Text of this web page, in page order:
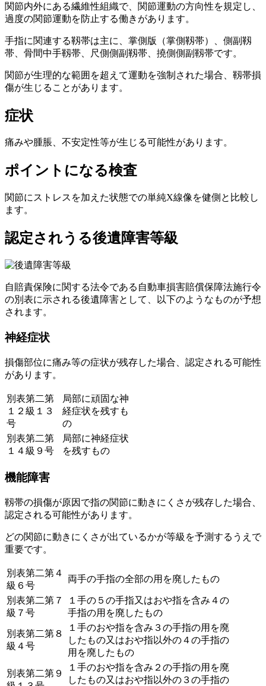
関節内外にある繊維性組織で、 関節運動の方向性を規定し、
過度の関節運動を防止する働きがあります。
手指に関連する靱帯は主に、掌側版（掌側靱帯）、側副靱
帯、骨間中手靱帯、尺側側副靱帯、撓側側副靱帯です。
関節が生理的な範囲を超えて運動を強制された場合、靱帯損
傷が生じることがあります。
症状
痛みや腫脹、不安定性等が生じる可能性があります。
ポイントになる検査
関節にストレスを加えた状態での単純X線像を健側と比較 し
ます。
認定されうる後遺障害等級
自賠責保険に関する法令である自動車損害賠償保障法施行令
の別表に示される後遺障害として、以下のようなものが予想
されます。
神経症状
損傷部位に痛み等の症状が残存した場合、認定される可能性
があります。
別表第二第
１２級１３
号
局部に頑固な神
経症状を残すも
の
別表第二第
１４級９号
局部に神経症状
を残すもの
機能障害
靱帯の損傷が原因で指の関節に動きにくさ が残存した場合、
認定される可能性があります。
どの関節に動きにくさが出ているかが等級を予測するうえで
重要です。
別表第二第４
級６号
両手の手指の全部の用を廃したもの
別表第二第７
級７号
１手の５の手指又はおや指を含み４の
手指の用を廃したもの
別表第二第８
級４号
１手のおや指を含み３の手指の用を廃
したもの又はおや指以外の４の手指の
用を廃したもの
別表第二第９
１手のおや指を含み２の手指の用を廃
したもの又はおや指以外の３の手指の